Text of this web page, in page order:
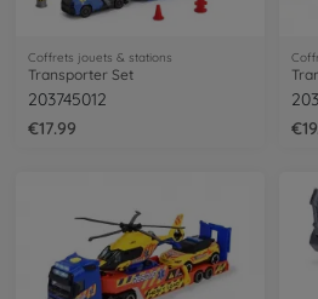
Coffrets jouets & stations
Transporter Set
203745012
€17.99